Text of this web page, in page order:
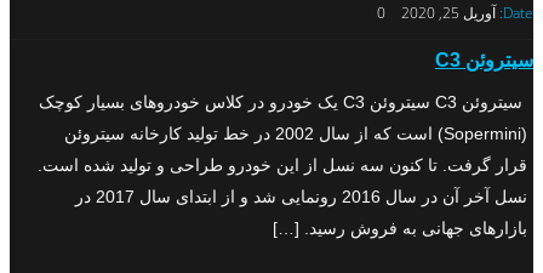
Date: آوریل 25, 2020 0
سیتروئن C3
سیتروئن C3 سیتروئن C3 یک خودرو در کلاس خودروهای بسیار کوچک
(Sopermini) است که از سال 2002 در خط تولید کارخانه سیتروئن
قرار گرفت. تا کنون سه نسل از این خودرو طراحی و تولید شده است.
نسل آخر آن در سال 2016 رونمایی شد و از ابتدای سال 2017 در
بازارهای جهانی به فروش رسید. […]